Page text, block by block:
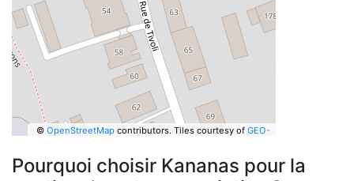
© OpenStreetMapcontributors. Tiles courtesy of GEO-
Pourquoi choisir Kananas pour la